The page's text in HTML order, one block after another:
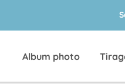
Album photo